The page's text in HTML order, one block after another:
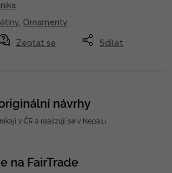
Zeptat se Sdílet
Ornamenty
návrhy
v ČR a realizují se v Nepálu
na FairTrade